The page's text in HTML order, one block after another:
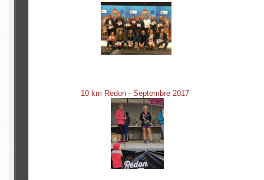
10 km Redon - Septembre 2017